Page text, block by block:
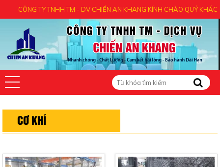
TY TNHH TM - DV CHIẾN AN KHANG KÍNH CHÀO QUÝ KHÁCH -
CƠ KHÍ